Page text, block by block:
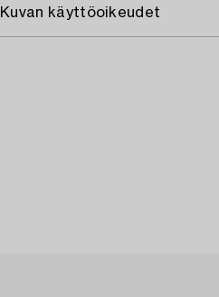
Kuvan käyttöoikeudet